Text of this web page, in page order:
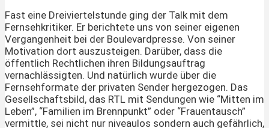
Fast eine Dreiviertelstunde ging der Talk mit dem
Fernsehkritiker. Er berichtete uns von seiner eigenen
Vergangenheit bei der Boulevardpresse. Von seiner
Motivation dort auszusteigen. Darüber, dass die
öffentlich Rechtlichen ihren Bildungsauftrag
vernachlässigten. Und natürlich wurde über die
Fernsehformate der privaten Sender hergezogen. Das
Gesellschaftsbild, das RTL mit Sendungen wie “Mitten im
Leben”, “Familien im Brennpunkt” oder “Frauentausch”
vermittle, sei nicht nur niveaulos sondern auch gefährlich,